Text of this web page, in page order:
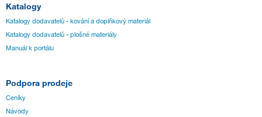
Katalogy
Katalogy dodavatelů - kování a doplňkový materiál
Katalogy dodavatelů - plošné materiály
Manuál k portálu
Podpora prodeje
Ceníky
Návody